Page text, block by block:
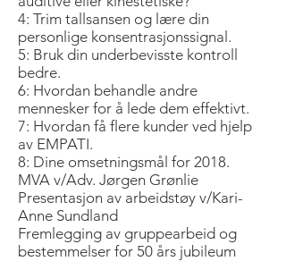
4: Trim tallsansen og lære din
personlige konsentrasjonssignal.
5: Bruk din underbevisste kontroll
bedre.
6: Hvordan behandle andre
mennesker for å lede dem effektivt.
7: Hvordan få flere kunder ved hjelp
av EMPATI.
8: Dine omsetningsmål for 2018.
MVA v/Adv. Jørgen Grønlie
Presentasjon av arbeidstøy v/Kari-
Anne Sundland
Fremlegging av gruppearbeid og
bestemmelser for 50 års jubileum